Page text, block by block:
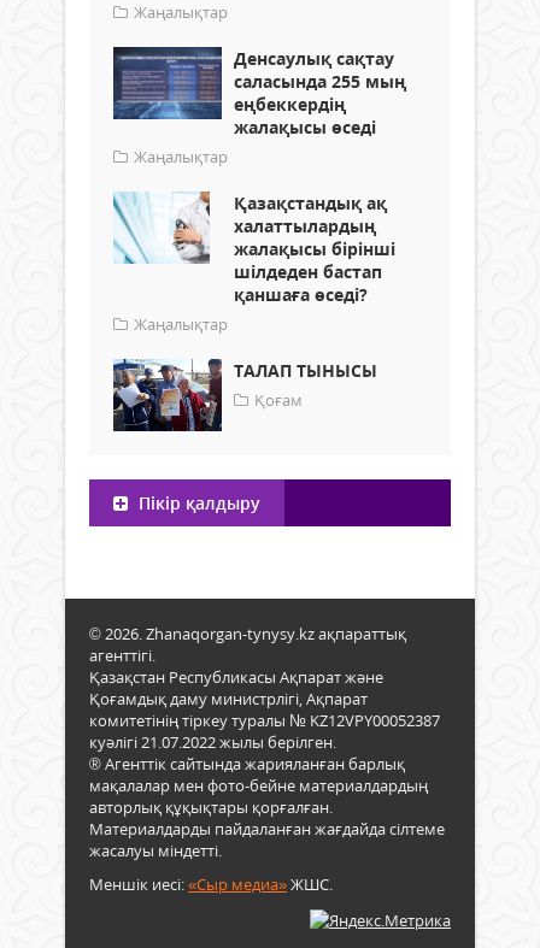
Жаңалықтар
Денсаулық сақтау
саласында 255 мың
еңбеккердің
жалақысы өседі
Жаңалықтар
Қазақстандық ақ
халаттылардың
жалақысы бірінші
шілдеден бастап
қаншаға өседі?
Жаңалықтар
ТАЛАП ТЫНЫСЫ
Қоғам
Пікір қалдыру
© 2026. Zhanaqorgan-tynysy.kz ақпараттық
агенттігі.
Қазақстан Республикасы Ақпарат және
Қоғамдық даму министрлігі, Ақпарат
комитетінің тіркеу туралы № KZ12VPY00052387
куәлігі 21.07.2022 жылы берілген.
® Агенттік сайтында жарияланған барлық
мақалалар мен фото-бейне материалдардың
авторлық құқықтары қорғалған.
Материалдарды пайдаланған жағдайда сілтеме
жасалуы міндетті.
Меншік иесі:«Сыр медиа»ЖШС.